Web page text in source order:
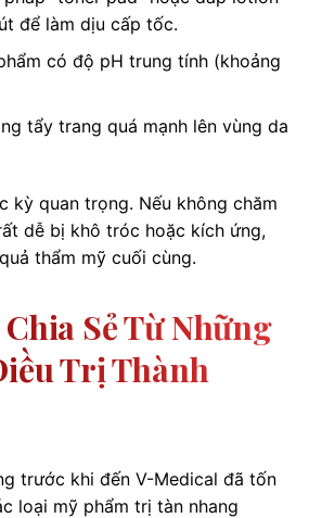
để làm dịu cấp tốc.
có độ pH trung tính (khoảng
tẩy trang quá mạnh lên vùng da
kỳ quan trọng. Nếu không chăm
dễ bị khô tróc hoặc kích ứng,
thẩm mỹ cuối cùng.
Sẻ Từ Những
Trị Thành
trước khi đến V-Medical đã tốn
loại mỹ phẩm trị tàn nhang